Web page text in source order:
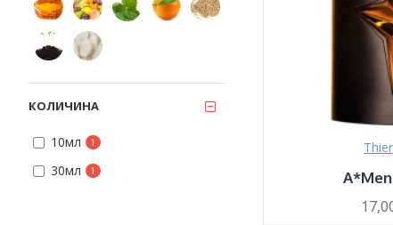
КОЛИЧИНА
10мл 1
30мл 1